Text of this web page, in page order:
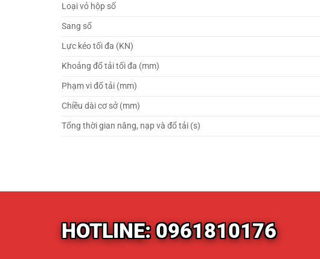
Loại vỏ hộp số
Sang số
Lực kéo tối đa (KN)
Khoảng đổ tải tối đa (mm)
Phạm vi đổ tải (mm)
Chiều dài cơ sở (mm)
Tổng thời gian nâng, nạp và đổ tải (s)
HOTLINE: 0961810176